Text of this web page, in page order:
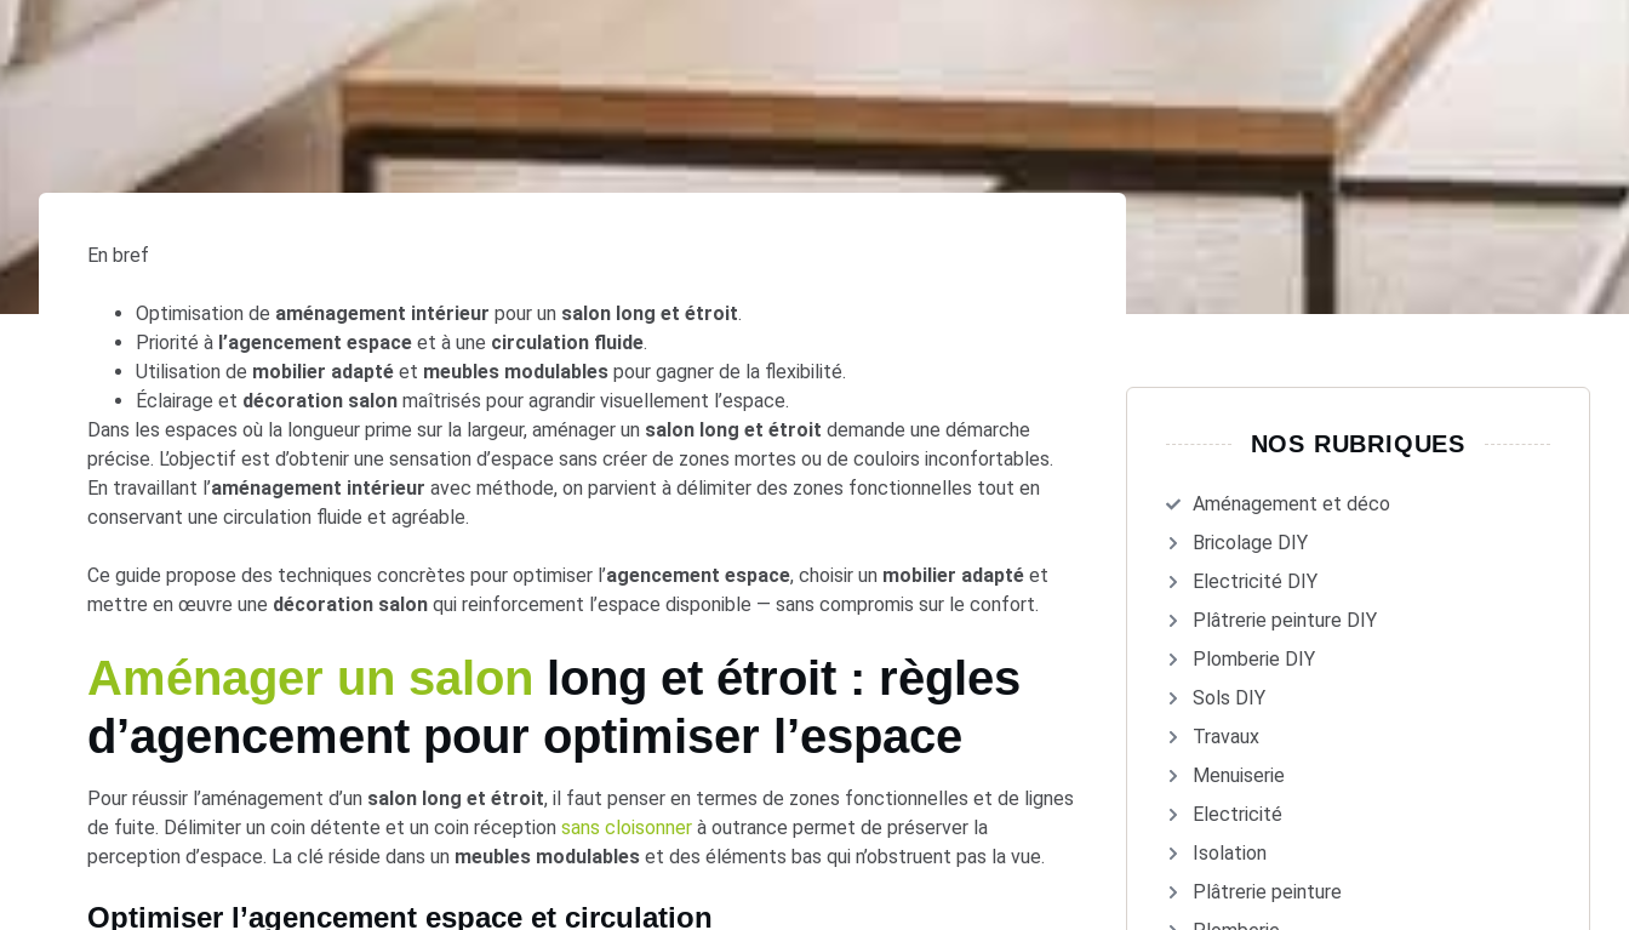
En bref
Optimisation de aménagement intérieur pour un salon long et étroit.
Priorité à l’agencement espace et à une circulation fluide.
Utilisation de mobilier adapté et meubles modulables pour gagner de la flexibilité.
Éclairage et décoration salon maîtrisés pour agrandir visuellement l’espace.
Dans les espaces où la longueur prime sur la largeur, aménager un salon long et étroit demande une démarche
précise. L’objectif est d’obtenir une sensation d’espace sans créer de zones mortes ou de couloirs inconfortables.
En travaillant l’aménagement intérieur avec méthode, on parvient à délimiter des zones fonctionnelles tout en
conservant une circulation fluide et agréable.
Ce guide propose des techniques concrètes pour optimiser l’agencement espace, choisir un mobilier adapté et
mettre en œuvre une décoration salon qui reinforcement l’espace disponible — sans compromis sur le confort.
Aménager un salon long et étroit : règles
d’agencement pour optimiser l’espace
Pour réussir l’aménagement d’un salon long et étroit, il faut penser en termes de zones fonctionnelles et de lignes
de fuite. Délimiter un coin détente et un coin réception sans cloisonner à outrance permet de préserver la
perception d’espace. La clé réside dans un meubles modulables et des éléments bas qui n’obstruent pas la vue.
Optimiser l’agencement espace et circulation
NOS RUBRIQUES
Aménagement et déco
Bricolage DIY
Electricité DIY
Plâtrerie peinture DIY
Plomberie DIY
Sols DIY
Travaux
Menuiserie
Electricité
Isolation
Plâtrerie peinture